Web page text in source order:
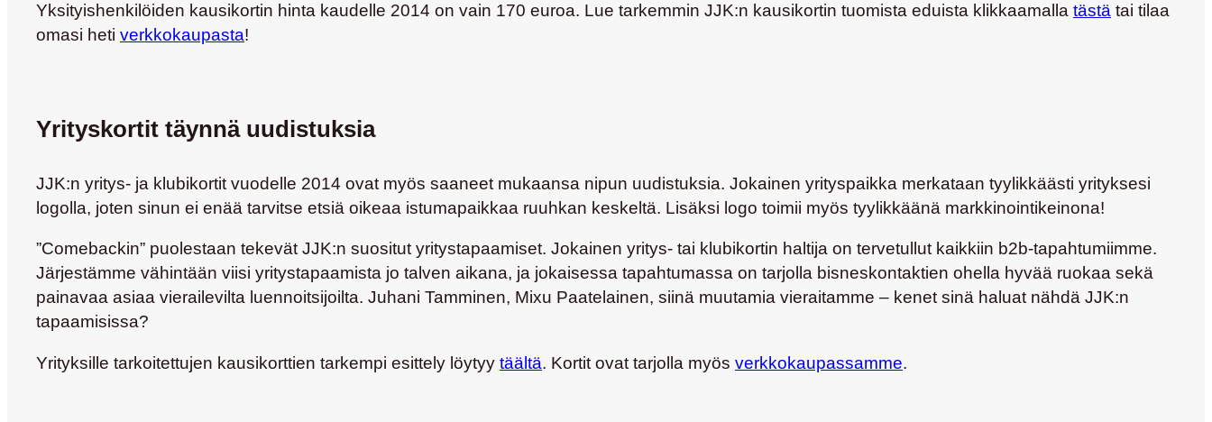
Yksityishenkilöiden kausikortin hinta kaudelle 2014 on vain 170 euroa. Lue tarkemmin JJK:n kausikortin tuomista eduista klikkaamalla tästä tai tilaa
omasi heti verkkokaupasta!
Yrityskortit täynnä uudistuksia
JJK:n yritys- ja klubikortit vuodelle 2014 ovat myös saaneet mukaansa nipun uudistuksia. Jokainen yrityspaikka merkataan tyylikkäästi yrityksesi
logolla, joten sinun ei enää tarvitse etsiä oikeaa istumapaikkaa ruuhkan keskeltä. Lisäksi logo toimii myös tyylikkäänä markkinointikeinona!
”Comebackin” puolestaan tekevät JJK:n suositut yritystapaamiset. Jokainen yritys- tai klubikortin haltija on tervetullut kaikkiin b2b-tapahtumiimme.
Järjestämme vähintään viisi yritystapaamista jo talven aikana, ja jokaisessa tapahtumassa on tarjolla bisneskontaktien ohella hyvää ruokaa sekä
painavaa asiaa vierailevilta luennoitsijoilta. Juhani Tamminen, Mixu Paatelainen, siinä muutamia vieraitamme – kenet sinä haluat nähdä JJK:n
tapaamisissa?
Yrityksille tarkoitettujen kausikorttien tarkempi esittely löytyy täältä. Kortit ovat tarjolla myös verkkokaupassamme.